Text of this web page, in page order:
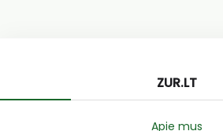
ZUR.LT
Apie mus